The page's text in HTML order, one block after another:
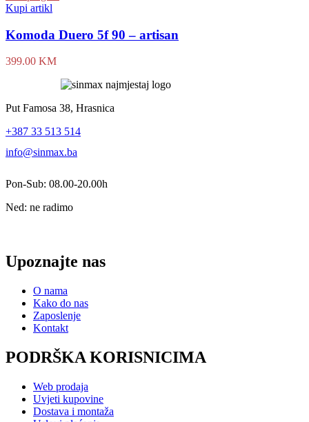
Kupi artikl
Komoda Duero 5f 90 – artisan
399.00 KM
Put Famosa 38, Hrasnica
+387 33 513 514
info@sinmax.ba
Pon-Sub: 08.00-20.00h
Ned: ne radimo
Upoznajte nas
O nama
Kako do nas
Zaposlenje
Kontakt
PODRŠKA KORISNICIMA
Web prodaja
Uvjeti kupovine
Dostava i montaža